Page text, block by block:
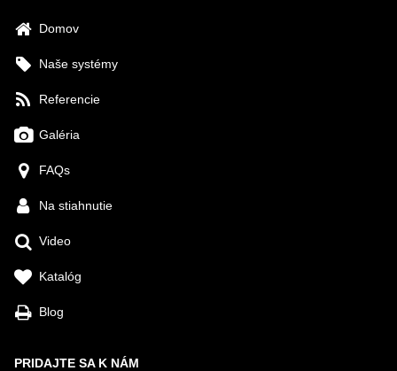
Domov
Naše systémy
Referencie
Galéria
FAQs
Na stiahnutie
Video
Katalóg
Blog
PRIDAJTE SA K NÁM